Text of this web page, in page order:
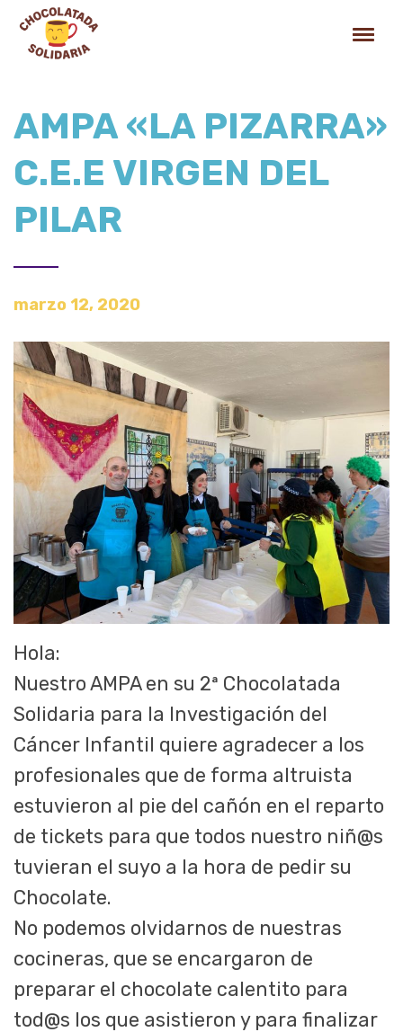
AMPA «LA PIZARRA»
C.E.E VIRGEN DEL
PILAR
marzo 12, 2020
Hola:
Nuestro AMPA en su 2ª Chocolatada
Solidaria para la Investigación del
Cáncer Infantil quiere agradecer a los
profesionales que de forma altruista
estuvieron al pie del cañón en el reparto
de tickets para que todos nuestro niñ@s
tuvieran el suyo a la hora de pedir su
Chocolate.
No podemos olvidarnos de nuestras
cocineras, que se encargaron de
preparar el chocolate calentito para
tod@s los que asistieron y para finalizar